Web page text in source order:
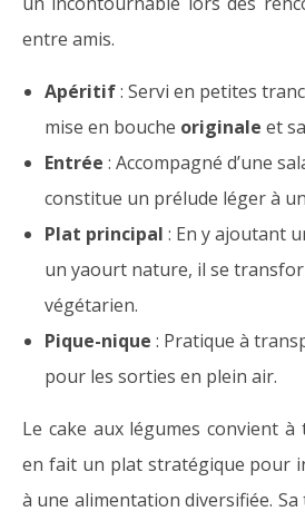
entre amis.
Apéritif: Servi en petites
mise en bouche originale et
Entrée : Accompagné d’une
constitue un prélude léger à
Plat principal : En y ajoutant
un yaourt nature, il se
végétarien.
Pique-nique : Pratique à
pour les sorties en plein air.
Le cake aux légumes convient à
en fait un plat stratégique pour
à une alimentation diversifiée.